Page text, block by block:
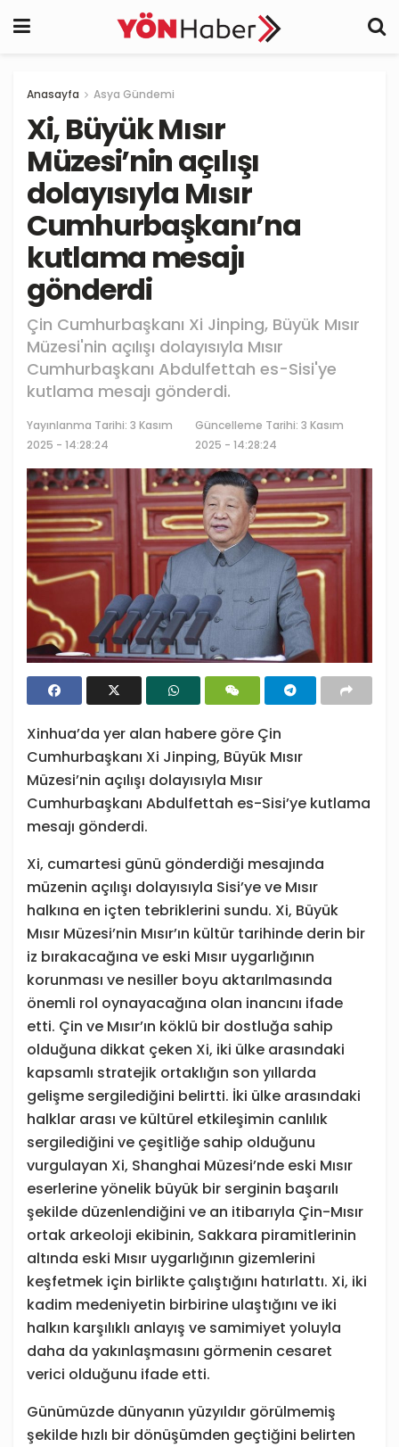
Anasayfa Asya Gündemi
Xi, Büyük Mısır
Müzesi’nin açılışı
dolayısıyla Mısır
Cumhurbaşkanı’na
kutlama mesajı
gönderdi
Çin Cumhurbaşkanı Xi Jinping, Büyük Mısır
Müzesi'nin açılışı dolayısıyla Mısır
Cumhurbaşkanı Abdulfettah es-Sisi'ye
kutlama mesajı gönderdi.
Yayınlanma Tarihi: 3 Kasım
2025 - 14:28:24
Güncelleme Tarihi: 3 Kasım
2025 - 14:28:24
Xinhua’da yer alan habere göre Çin
Cumhurbaşkanı Xi Jinping, Büyük Mısır
Müzesi’nin açılışı dolayısıyla Mısır
Cumhurbaşkanı Abdulfettah es-Sisi’ye kutlama
mesajı gönderdi.
Xi, cumartesi günü gönderdiği mesajında
müzenin açılışı dolayısıyla Sisi’ye ve Mısır
halkına en içten tebriklerini sundu. Xi, Büyük
Mısır Müzesi’nin Mısır’ın kültür tarihinde derin bir
iz bırakacağına ve eski Mısır uygarlığının
korunması ve nesiller boyu aktarılmasında
önemli rol oynayacağına olan inancını ifade
etti. Çin ve Mısır’ın köklü bir dostluğa sahip
olduğuna dikkat çeken Xi, iki ülke arasındaki
kapsamlı stratejik ortaklığın son yıllarda
gelişme sergilediğini belirtti. İki ülke arasındaki
halklar arası ve kültürel etkileşimin canlılık
sergilediğini ve çeşitliğe sahip olduğunu
vurgulayan Xi, Shanghai Müzesi’nde eski Mısır
eserlerine yönelik büyük bir serginin başarılı
şekilde düzenlendiğini ve an itibarıyla Çin-Mısır
ortak arkeoloji ekibinin, Sakkara piramitlerinin
altında eski Mısır uygarlığının gizemlerini
keşfetmek için birlikte çalıştığını hatırlattı. Xi, iki
kadim medeniyetin birbirine ulaştığını ve iki
halkın karşılıklı anlayış ve samimiyet yoluyla
daha da yakınlaşmasını görmenin cesaret
verici olduğunu ifade etti.
Günümüzde dünyanın yüzyıldır görülmemiş
şekilde hızlı bir dönüşümden geçtiğini belirten